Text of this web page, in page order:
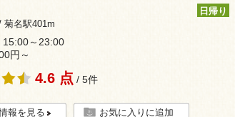
菊名駅401m
日帰り
15:00～23:00
円～
4.6 点 / 5件
報を見る お気に入りに追加